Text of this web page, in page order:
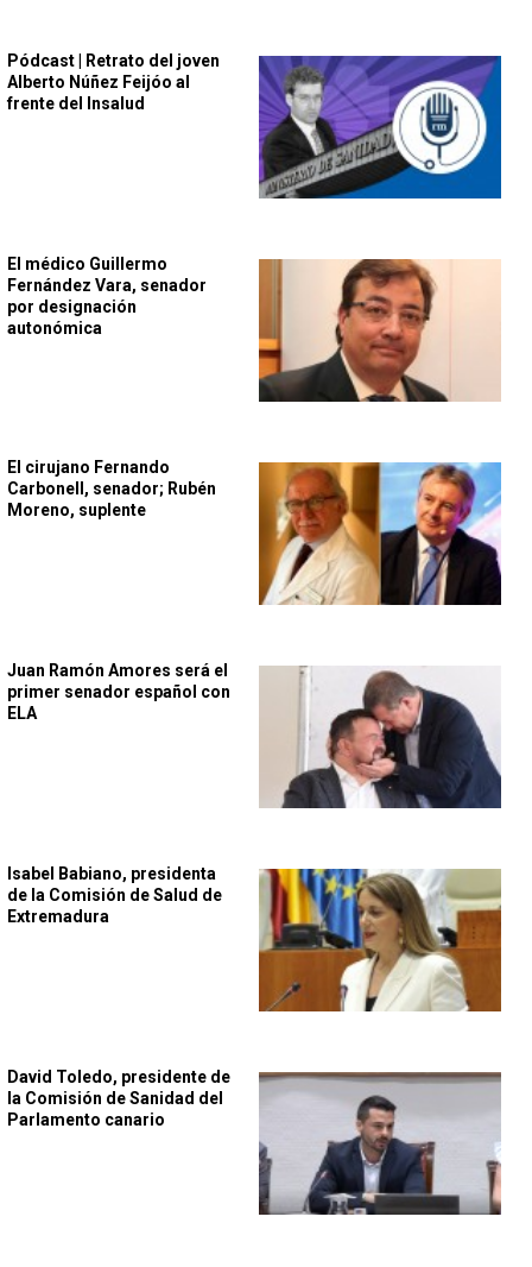
Pódcast | Retrato del joven
Alberto Núñez Feijóo al
frente del Insalud
El médico Guillermo
Fernández Vara, senador
por designación
autonómica
El cirujano Fernando
Carbonell, senador; Rubén
Moreno, suplente
Juan Ramón Amores será el
primer senador español con
ELA
Isabel Babiano, presidenta
de la Comisión de Salud de
Extremadura
David Toledo, presidente de
la Comisión de Sanidad del
Parlamento canario